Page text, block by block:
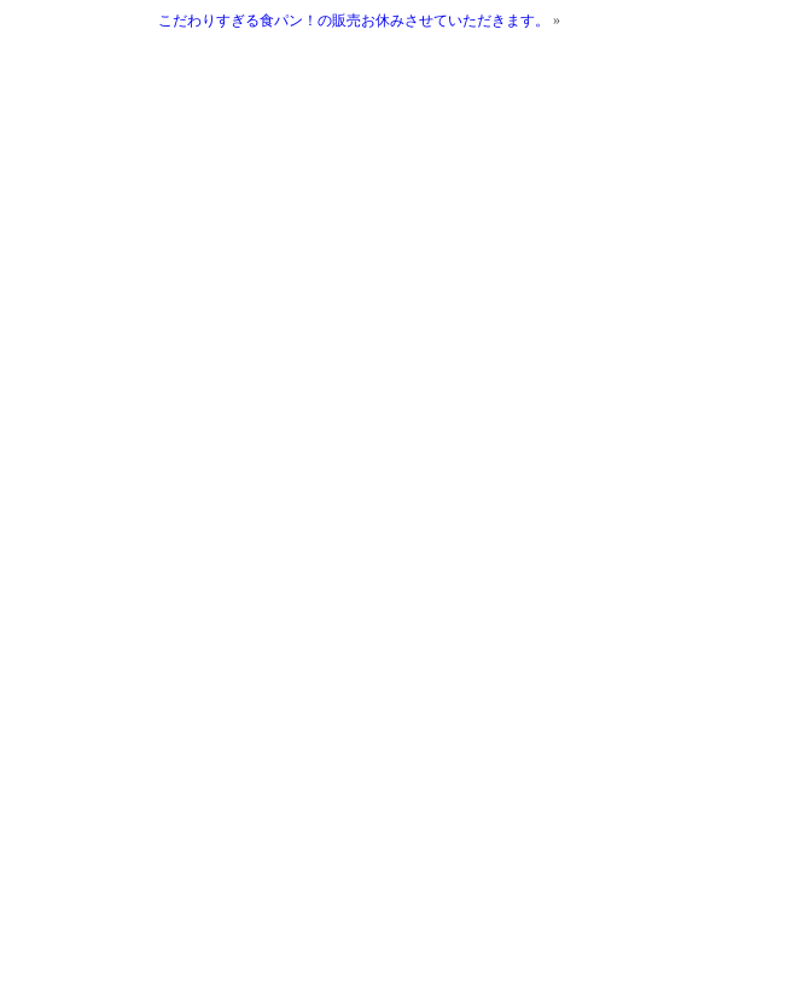
こだわりすぎる食パン！の販売お休みさせていただきます。 »